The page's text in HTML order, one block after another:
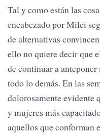
Tal y como están las
encabezado por Milei
de alternativas
ello no quiere decir que
de continuar a
todo lo demás. En las
dolorosamente evidente
y mujeres más
aquellos que conforman